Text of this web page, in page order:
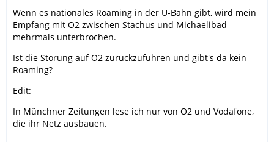
Wenn es nationales Roaming in der U-Bahn gibt, wird mein
Empfang mit O2 zwischen Stachus und Michaelibad
mehrmals unterbrochen.
Ist die Störung auf O2 zurückzuführen und gibt's da kein
Roaming?
Edit:
In Münchner Zeitungen lese ich nur von O2 und Vodafone,
die ihr Netz ausbauen.